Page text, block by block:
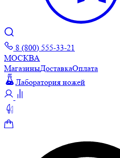
8 (800) 555-33-21
МОСКВА
МагазиныДоставкаОплата
Лаборатория ножей